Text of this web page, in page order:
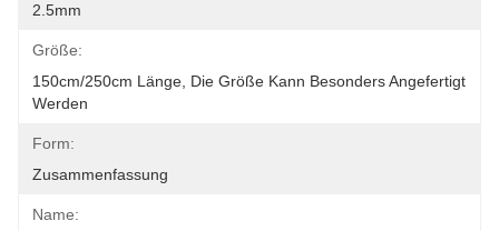
2.5mm
Größe:
150cm/250cm Länge, Die Größe Kann Besonders Angefertigt
Werden
Form:
Zusammenfassung
Name: